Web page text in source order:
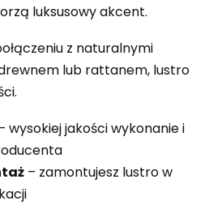
luksusowy akcent.
z naturalnymi
lub rattanem, lustro
wysokiej jakości wykonanie i
– zamontujesz lustro w